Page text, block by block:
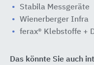
Stabila Messgeräte
Wienerberger Infra
ferax® Klebstoffe +
Das könnte Sie auch